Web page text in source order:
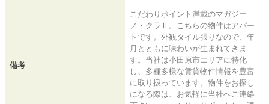
備考
こだわりポイント満載のマガジー
ノ・クラⅡ。こちらの物件はアパー
トです。外観タイル張りなので、年
月とともに味わいが生まれてきま
す。当社は小田原市エリアに特化
し、多種多様な賃貸物件情報を豊富
に取り扱っています。物件をお探し
になる際は、お気軽に当社へご連絡